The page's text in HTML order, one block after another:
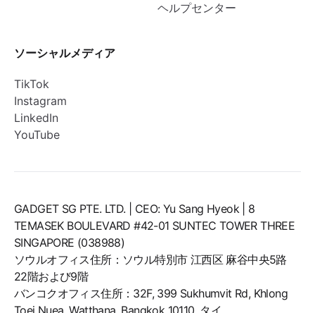
ヘルプセンター
ソーシャルメディア
TikTok
Instagram
LinkedIn
YouTube
GADGET SG PTE. LTD. | CEO: Yu Sang Hyeok | 8
TEMASEK BOULEVARD #42-01 SUNTEC TOWER THREE
SINGAPORE (038988)
ソウルオフィス住所：ソウル特別市 江西区 麻谷中央5路
22階および9階
バンコクオフィス住所：32F, 399 Sukhumvit Rd, Khlong